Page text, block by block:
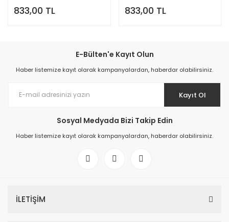
833,00 TL 833,00 TL
E-Bülten'e Kayıt Olun
Haber listemize kayıt olarak kampanyalardan, haberdar olabilirsiniz.
Kayıt Ol
Sosyal Medyada Bizi Takip Edin
Haber listemize kayıt olarak kampanyalardan, haberdar olabilirsiniz.
İLETİŞİM